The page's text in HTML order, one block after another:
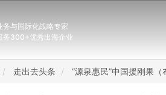
务与国际化战略专家
务300+优秀出海企业
走出去头条 “源泉惠民”中国援刚果